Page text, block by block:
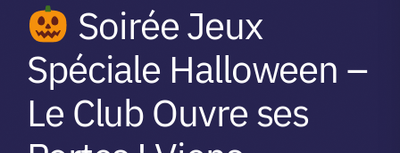
Soirée Jeux
Spéciale Halloween –
Le Club Ouvre ses